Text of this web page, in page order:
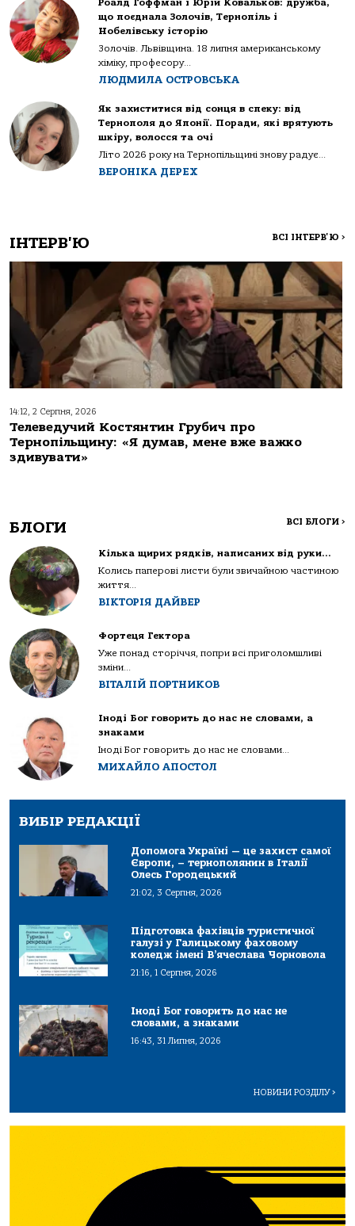
що поєднала Золочів, Тернопіль і
Нобелівську історію
Золочів. Львівщина. 18 липня американському
хіміку, професору...
ЛЮДМИЛА ОСТРОВСЬКА
Як захиститися від сонця в спеку: від
Тернополя до Японії. Поради, які врятують
шкіру, волосся та очі
Літо 2026 року на Тернопільщині знову радує...
ВЕРОНІКА ДЕРЕХ
ІНТЕРВ'Ю ВСІ ІНТЕРВ'Ю >
14:12, 2 Серпня, 2026
Телеведучий Костянтин Грубич про
Тернопільщину: «Я думав, мене вже важко
здивувати»
БЛОГИ ВСІ БЛОГИ >
Кілька щирих рядків, написаних від руки…
Колись паперові листи були звичайною частиною
життя...
ВІКТОРІЯ ДАЙВЕР
Фортеця Гектора
Уже понад сторіччя, попри всі приголомшливі
зміни...
ВІТАЛІЙ ПОРТНИКОВ
Іноді Бог говорить до нас не словами, а
знаками
Іноді Бог говорить до нас не словами...
МИХАЙЛО АПОСТОЛ
ВИБІР РЕДАКЦІЇ
Допомога Україні — це захист самої
Європи, – тернополянин в Італії
Олесь Городецький
21:02, 3 Серпня, 2026
Підготовка фахівців туристичної
галузі у Галицькому фаховому
коледж імені В’ячеслава Чорновола
21:16, 1 Серпня, 2026
Іноді Бог говорить до нас не
словами, а знаками
16:43, 31 Липня, 2026
НОВИНИ РОЗДІЛУ>